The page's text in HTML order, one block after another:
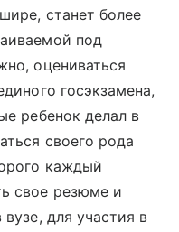
станет более
под
оцениваться
госэкзамена,
ребенок делал в
своего рода
каждый
свое резюме и
для участия в